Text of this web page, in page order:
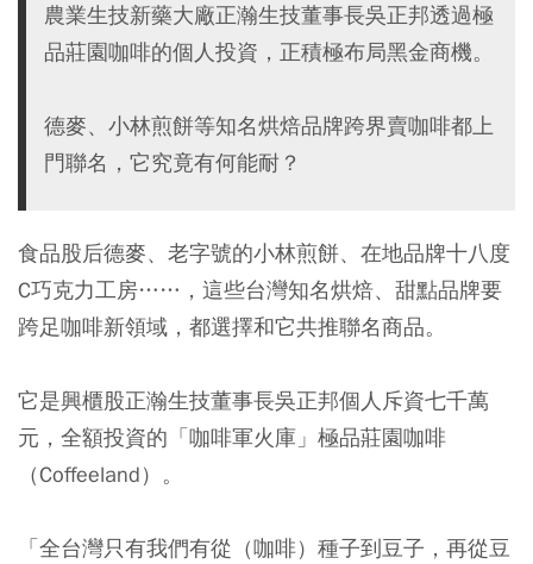
農業生技新藥大廠正瀚生技董事長吳正邦透過極
品莊園咖啡的個人投資，正積極布局黑金商機。
德麥、小林煎餅等知名烘焙品牌跨界賣咖啡都上
門聯名，它究竟有何能耐？
食品股后德麥、老字號的小林煎餅、在地品牌十八度
C巧克力工房……，這些台灣知名烘焙、甜點品牌要
跨足咖啡新領域，都選擇和它共推聯名商品。
它是興櫃股正瀚生技董事長吳正邦個人斥資七千萬
元，全額投資的「咖啡軍火庫」極品莊園咖啡
（Coffeeland）。
「全台灣只有我們有從（咖啡）種子到豆子，再從豆